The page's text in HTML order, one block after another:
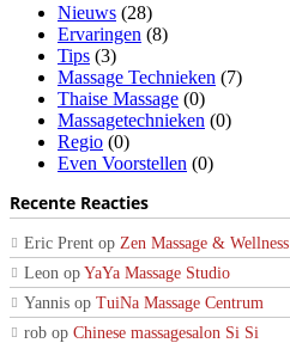
Nieuws (28)
Ervaringen (8)
Tips (3)
Massage Technieken (7)
Thaise Massage (0)
Massagetechnieken (0)
Regio (0)
Even Voorstellen (0)
Recente Reacties
Eric Prent op Zen Massage & Wellness
Leon op YaYa Massage Studio
Yannis op TuiNa Massage Centrum
rob op Chinese massagesalon Si Si